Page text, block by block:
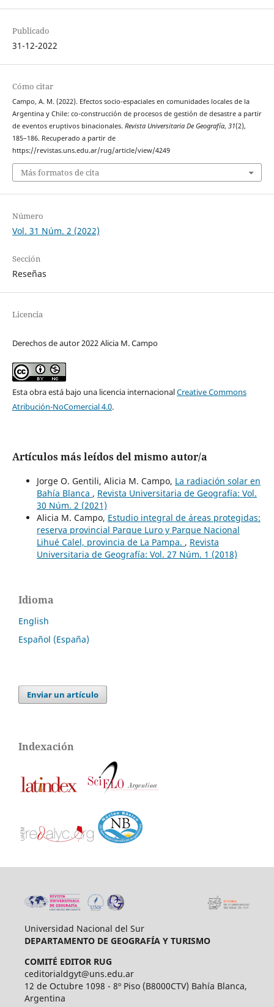
Publicado
31-12-2022
Cómo citar
Campo, A. M. (2022). Efectos socio-espaciales en comunidades locales de la
Argentina y Chile: co-construcción de procesos de gestión de desastre a partir
de eventos eruptivos binacionales. Revista Universitaria De Geografía, 31(2),
185–186. Recuperado a partir de
https://revistas.uns.edu.ar/rug/article/view/4249
Más formatos de cita
Número
Vol. 31 Núm. 2 (2022)
Sección
Reseñas
Licencia
Derechos de autor 2022 Alicia M. Campo
Esta obra está bajo una licencia internacionalCreative Commons
Atribución-NoComercial 4.0.
Artículos más leídos del mismo autor/a
Jorge O. Gentili, Alicia M. Campo, La radiación solar en
Bahía Blanca , Revista Universitaria de Geografía: Vol.
30 Núm. 2 (2021)
Alicia M. Campo, Estudio integral de áreas protegidas:
reserva provincial Parque Luro y Parque Nacional
Lihué Calel, provincia de La Pampa. , Revista
Universitaria de Geografía: Vol. 27 Núm. 1 (2018)
Idioma
English
Español (España)
Enviar un artículo
Indexación
Universidad Nacional del Sur
DEPARTAMENTO DE GEOGRAFÍA Y TURISMO
COMITÉ EDITOR RUG
ceditorialdgyt@uns.edu.ar
12 de Octubre 1098 - 8º Piso (B8000CTV) Bahía Blanca,
Argentina